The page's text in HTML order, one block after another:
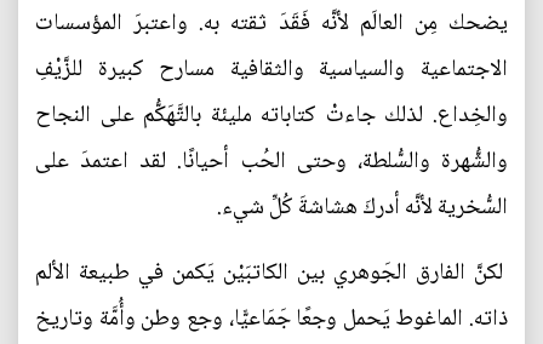
يضحك مِن العالَم لأنَّه فَقَدَ ثقته به. واعتبرَ المؤسسات
الاجتماعية والسياسية والثقافية مسارح كبيرة للزَّيْفِ
والخِداع. لذلك جاءتْ كتاباته مليئة بالتَّهَكُّم على النجاح
والشُّهرة والسُّلطة، وحتى الحُب أحيانًا. لقد اعتمدَ على
السُّخرية لأنَّه أدركَ هشاشةَ كُلِّ شيء.
لكنَّ الفارق الجَوهري بين الكاتبَيْن يَكمن في طبيعة الألم
ذاته. الماغوط يَحمل وجعًا جَمَاعيًّا، وجع وطن وأُمَّة وتاريخ